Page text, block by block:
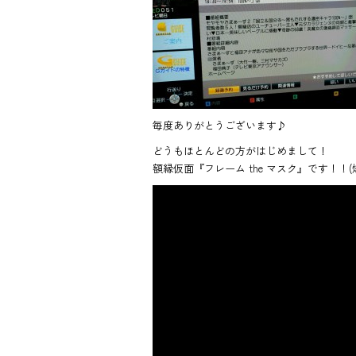
b
o
ok
毎度ありがとうございます♪
どうもほとんどの方がはじめまして！
額縁仮面『フレーム the マスク』です！！(